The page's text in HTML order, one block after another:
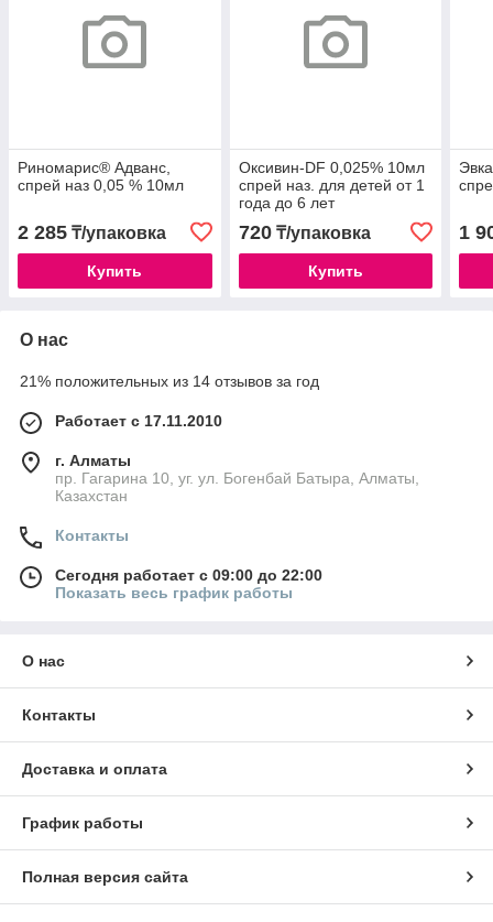
Риномарис® Адванс,
спрей наз 0,05 % 10мл
2 285 ₸/упаковка
Купить
Оксивин-DF 0,025% 10мл
спрей наз. для детей от 1
года до 6 лет
720₸/упаковка
Купить
1
О нас
21% положительных из 14 отзывов за год
Работает с 17.11.2010
г. Алматы
пр. Гагарина 10, уг. ул. Богенбай Батыра, Алматы,
Казахстан
Контакты
Сегодня работает с 09:00 до 22:00
Показать весь график работы
О нас
Контакты
Доставка и оплата
График работы
Полная версия сайта